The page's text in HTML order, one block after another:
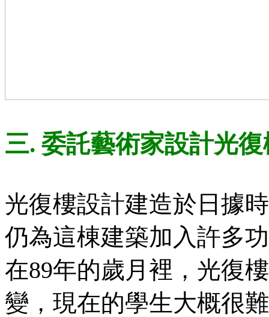
三. 委託藝術家設計光
光復樓設計建造於日據
仍為這棟建築加入許多
在89年的歲月裡，光復
變，現在的學生大概很